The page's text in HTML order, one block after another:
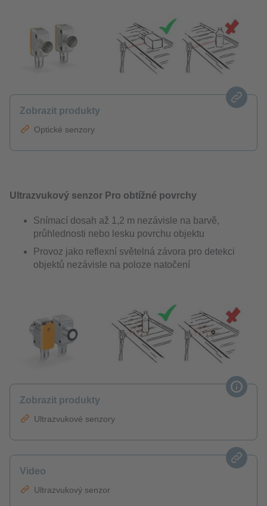
Zobrazit produkty
Optické senzory
Ultrazvukový senzor Pro obtížné povrchy
Snímací dosah až 1,2 m nezávisle na barvě,
průhlednosti nebo lesku povrchu objektu
Provoz jako reflexní světelná závora pro detekci
objektů nezávisle na poloze natočení
Zobrazit produkty
Ultrazvukové senzory
Video
Ultrazvukový senzor